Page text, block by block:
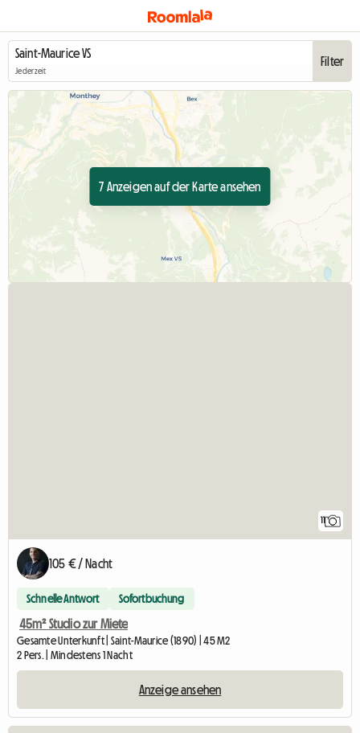
Jederzeit
Filter
7 Anzeigen auf der Karte ansehen
11
105 € / Nacht
Schnelle Antwort Sofortbuchung
45m² Studio zur Miete
Gesamte Unterkunft | Saint-Maurice (1890) | 45 M2
2 Pers. | Mindestens 1 Nacht
Anzeige ansehen